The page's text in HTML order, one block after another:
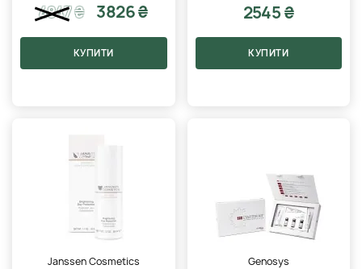
4847₴ 3826 ₴
КУПИТИ
2545 ₴
КУПИТИ
Janssen Cosmetics Genosys